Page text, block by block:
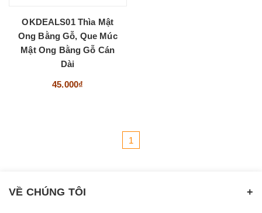
OKDEALS01 Thìa Mật
Ong Bằng Gỗ, Que Múc
Mật Ong Bằng Gỗ Cán
Dài
45.000₫
1
VỀ CHÚNG TÔI